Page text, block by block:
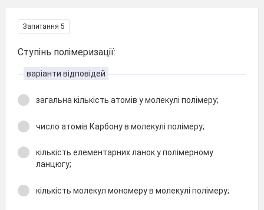
Запитання 5
Ступінь полімеризації:
варіанти відповідей
загальна кількість атомів у молекулі полімеру;
число атомів Карбону в молекулі полімеру;
кількість елементарних ланок у полімерному
ланцюгу;
кількість молекул мономеру в молекулі полімеру;